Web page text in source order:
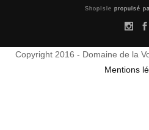
ShopIsle propulsé
Copyright 2016 - Domaine de la
Mentions